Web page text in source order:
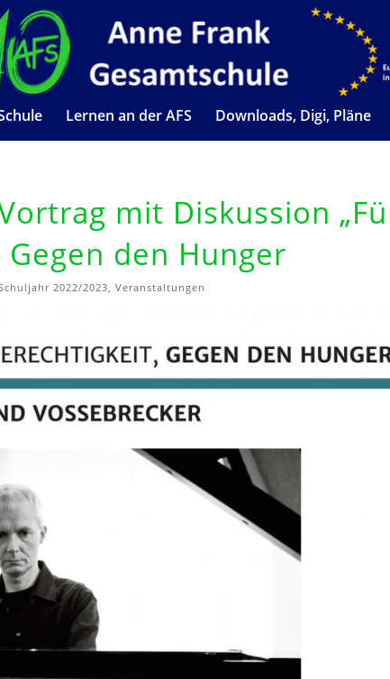
Lernen an der AFS Downloads, Digi, Pläne
mit Diskussion
den Hunger
2022/2023,Veranstaltungen